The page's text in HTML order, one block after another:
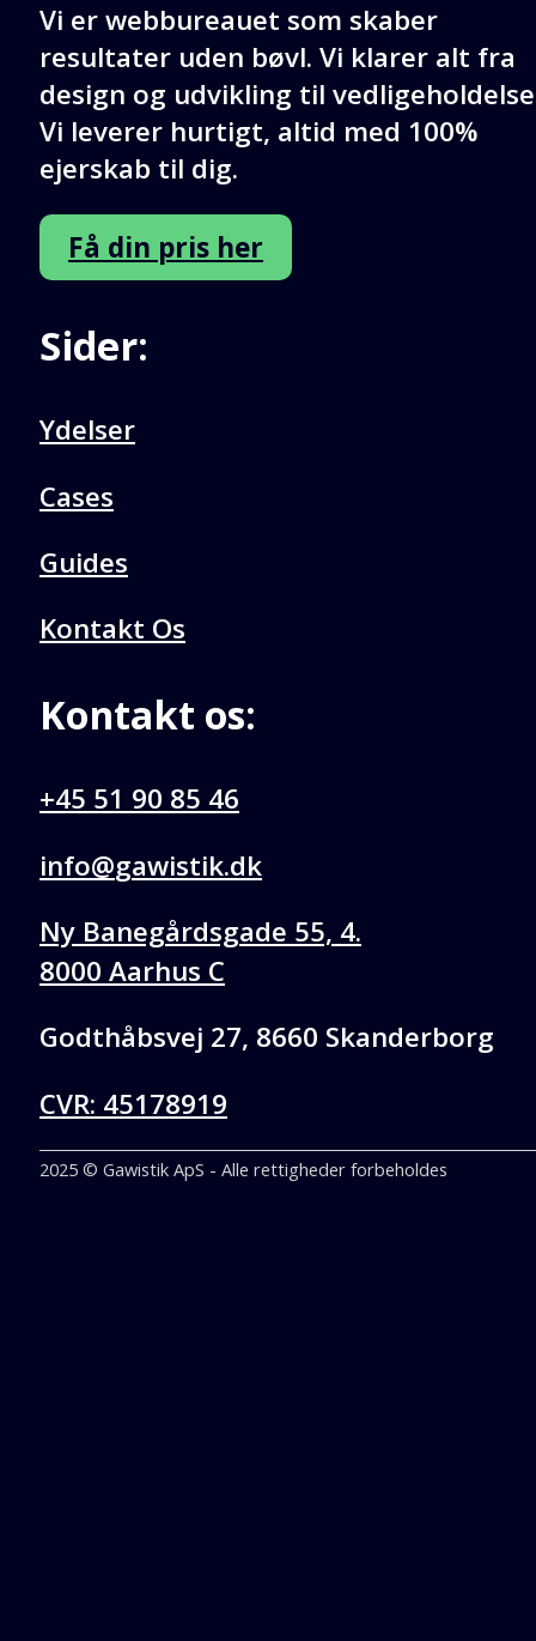
Vi er webbureauet som skaber
resultater uden bøvl. Vi klarer alt fra
design og udvikling til
Vi leverer hurtigt, altid med 100%
ejerskab til dig.
Få din pris her
Sider:
Ydelser
Cases
Guides
Kontakt Os
Kontakt os:
+45 51 90 85 46
kd.kitsiwag
@ofni
Ny Banegårdsgade 55, 4.
8000 Aarhus C
Godthåbsvej 27, 8660 Skanderborg
CVR: 45178919
2025 © Gawistik ApS - Alle rettigheder forbeholdes